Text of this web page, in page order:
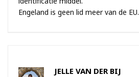
Engeland is geen lid meer van de EU.
JELLE VAN DER BIJ